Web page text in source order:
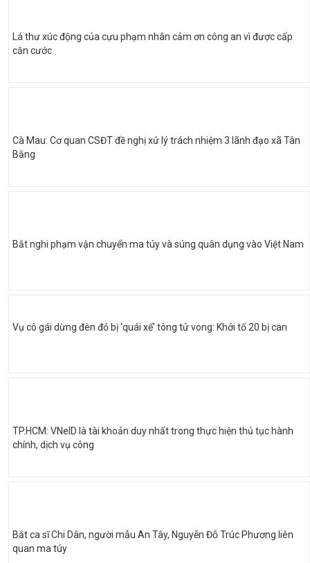
Lá thư xúc động của cựu phạm nhân cảm ơn công an vì được cấp
căn cước
Cà Mau: Cơ quan CSĐT đề nghị xử lý trách nhiệm 3 lãnh đạo xã Tân
Bằng
Bắt nghi phạm vận chuyển ma túy và súng quân dụng vào Việt Nam
Vụ cô gái dừng đèn đỏ bị ‘quái xế’ tông tử vong: Khởi tố 20 bị can
TP.HCM: VNeID là tài khoản duy nhất trong thực hiện thủ tục hành
chính, dịch vụ công
Bắt ca sĩ Chi Dân, người mẫu An Tây, Nguyễn Đỗ Trúc Phương liên
quan ma túy